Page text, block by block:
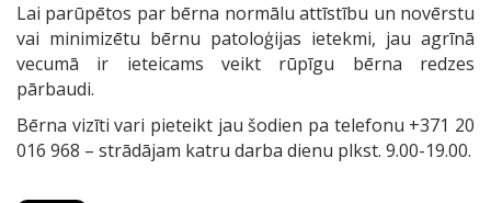
Lai parūpētos par bērna normālu attīstību un novērstu
vai minimizētu bērnu patoloģijas ietekmi, jau agrīnā
vecumā ir ieteicams veikt rūpīgu bērna redzes
pārbaudi.
Bērna vizīti vari pieteikt jau šodien pa telefonu +371 20
016 968 – strādājam katru darba dienu plkst. 9.00-19.00.